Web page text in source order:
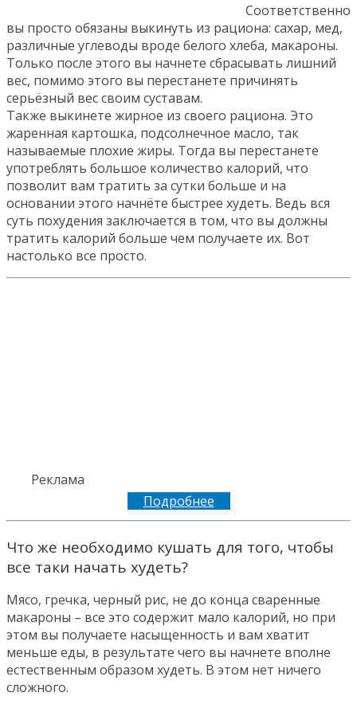
Соответственно
вы просто обязаны выкинуть из рациона: сахар, мед,
различные углеводы вроде белого хлеба, макароны.
Только после этого вы начнете сбрасывать лишний
вес, помимо этого вы перестанете причинять
серьёзный вес своим суставам.
Также выкинете жирное из своего рациона. Это
жаренная картошка, подсолнечное масло, так
называемые плохие жиры. Тогда вы перестанете
употреблять большое количество калорий, что
позволит вам тратить за сутки больше и на
основании этого начнёте быстрее худеть. Ведь вся
суть похудения заключается в том, что вы должны
тратить калорий больше чем получаете их. Вот
настолько все просто.
Реклама
Подробнее
Что же необходимо кушать для того, чтобы
все таки начать худеть?
Мясо, гречка, черный рис, не до конца сваренные
макароны – все это содержит мало калорий, но при
этом вы получаете насыщенность и вам хватит
меньше еды, в результате чего вы начнете вполне
естественным образом худеть. В этом нет ничего
сложного.